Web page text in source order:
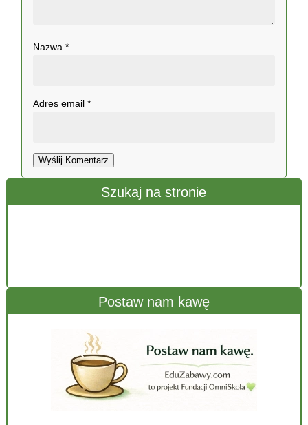
Szukaj na stronie
Postaw nam kawę
Nazwa*
Adres email*
Wyślij Komentarz